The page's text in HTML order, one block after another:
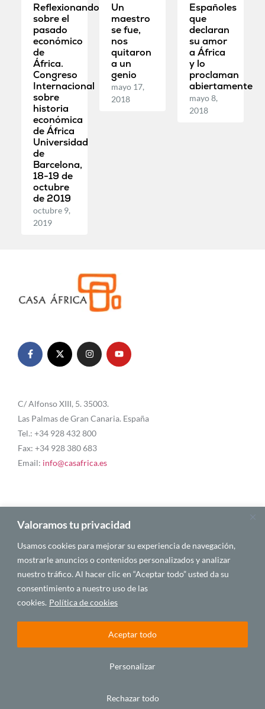
Valoramos tu privacidad
Usamos cookies para mejorar su experiencia de navegación,
mostrarle anuncios o contenidos personalizados y analizar
nuestro tráfico. Al hacer clic en “Aceptar todo” usted da su
consentimiento a nuestro uso de las
cookies. Política de cookies
Personalizar
Rechazar todo
Aceptar todo
Reflexionando
sobre el
pasado
económico
de
África.
Congreso
Internacional
sobre
historia
económica
de África
Universidad
de
Barcelona,
18-19 de
octubre
de 2019
octubre 9,
2019
Un
maestro
se fue,
nos
quitaron
a un
genio
mayo 17,
2018
Españoles
que
declaran
su amor
a África
y lo
proclaman
abiertamente
mayo 8,
2018
C/ Alfonso XIII, 5. 35003.
Las Palmas de Gran Canaria. España
Tel.: +34 928 432 800
Fax: +34 928 380 683
Email: info@casafrica.es
Blog
Quiénes somos
Autores
Español